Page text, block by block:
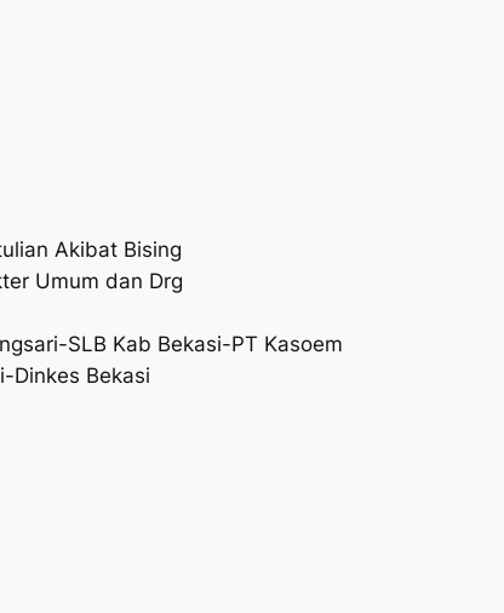
Akibat Bising
Umum dan Drg
SLB Kab Bekasi-PT Kasoem
Dinkes Bekasi